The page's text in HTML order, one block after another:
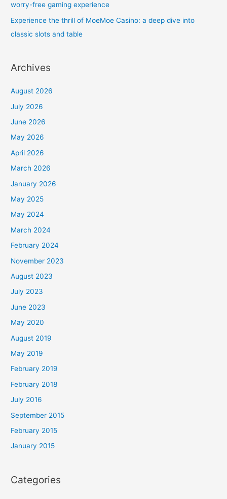
worry-free gaming experience
Experience the thrill of MoeMoe Casino: a deep dive into
classic slots and table
Archives
August 2026
July 2026
June 2026
May 2026
April 2026
March 2026
January 2026
May 2025
May 2024
March 2024
February 2024
November 2023
August 2023
July 2023
June 2023
May 2020
August 2019
May 2019
February 2019
February 2018
July 2016
September 2015
February 2015
January 2015
Categories